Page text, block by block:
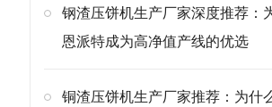
钢渣压饼机生产厂家深度推荐：
恩派特成为高净值产线的优选
铜渣压饼机生产厂家推荐：为什